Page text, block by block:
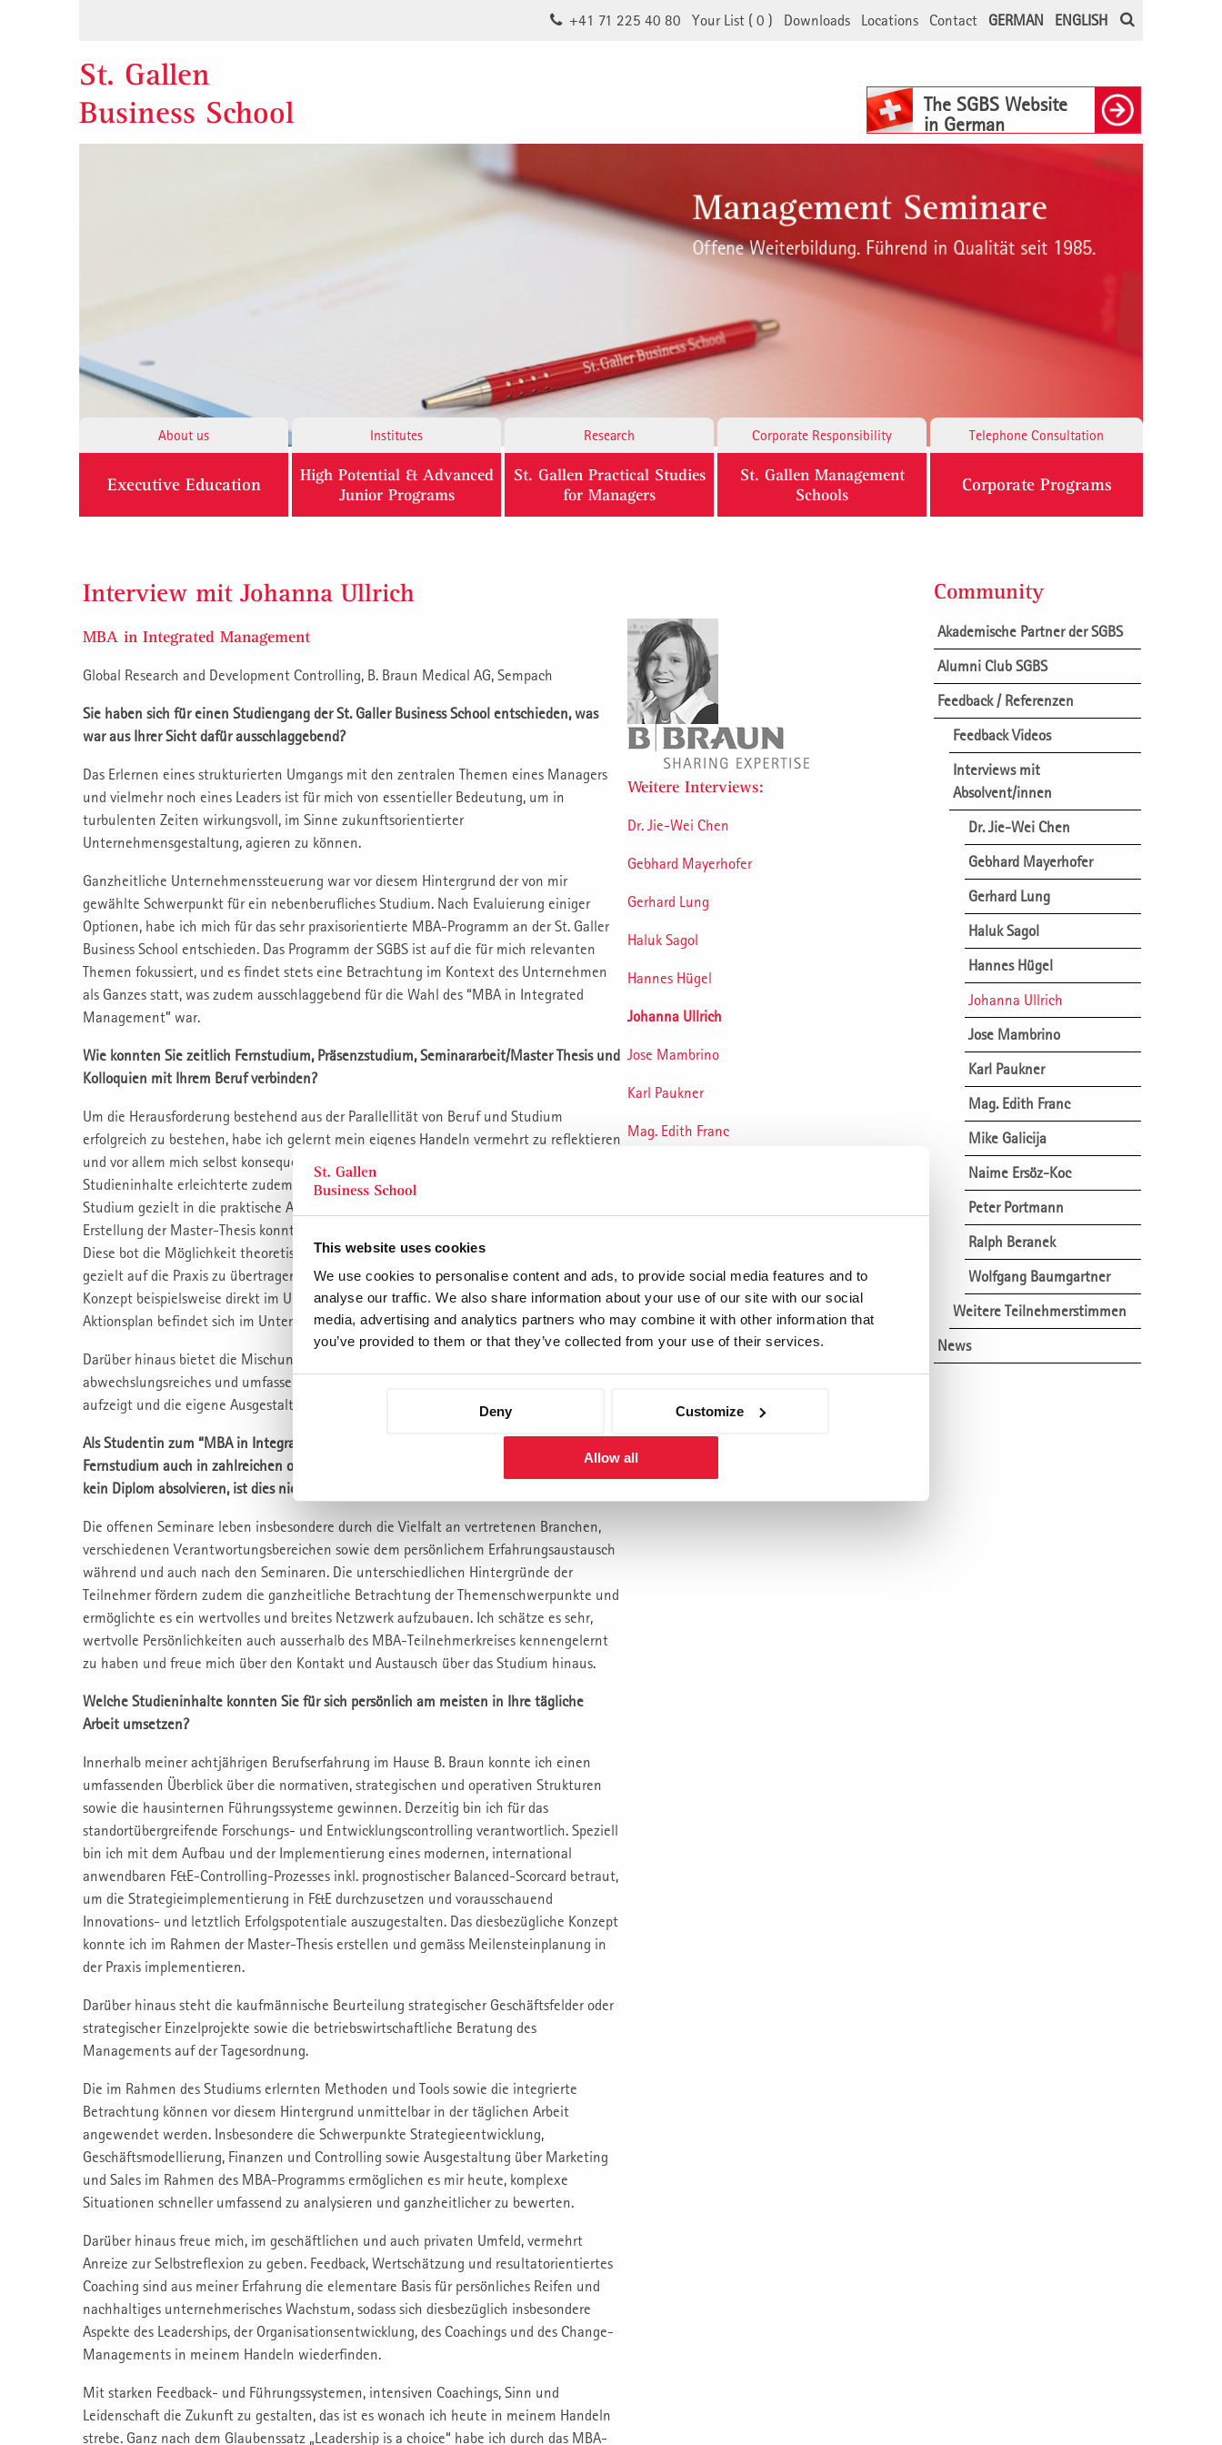
This website uses cookies
We use cookies to personalise content and ads, to provide social media features and to
analyse our traffic. We also share information about your use of our site with our social
media, advertising and analytics partners who may combine it with other information that
you’ve provided to them or that they’ve collected from your use of their services.
Deny Customize
Allow all
ENGLISH
GERMAN
Contact
Locations
Downloads
Your List (0 )
+41 71 225 40 80
St. Gallen
Business School
The SGBS Website
in German
About us Institutes Research Corporate Responsibility Telephone Consultation
Executive Education
High Potential & Advanced
Junior Programs
St. Gallen Practical Studies
for Managers
St. Gallen Management
Schools
Corporate Programs
Interview mit Johanna Ullrich
MBA in Integrated Management
Global Research and Development Controlling, B. Braun Medical AG, Sempach
Sie haben sich für einen Studiengang der St. Galler Business School entschieden, was
war aus Ihrer Sicht dafür ausschlaggebend?
Das Erlernen eines strukturierten Umgangs mit den zentralen Themen eines Managers
und vielmehr noch eines Leaders ist für mich von essentieller Bedeutung, um in
turbulenten Zeiten wirkungsvoll, im Sinne zukunftsorientierter
Unternehmensgestaltung, agieren zu können.
Ganzheitliche Unternehmenssteuerung war vor diesem Hintergrund der von mir
gewählte Schwerpunkt für ein nebenberufliches Studium. Nach Evaluierung einiger
Optionen, habe ich mich für das sehr praxisorientierte MBA-Programm an der St. Galler
Business School entschieden. Das Programm der SGBS ist auf die für mich relevanten
Themen fokussiert, und es findet stets eine Betrachtung im Kontext des Unternehmen
als Ganzes statt, was zudem ausschlaggebend für die Wahl des “MBA in Integrated
Management” war.
Wie konnten Sie zeitlich Fernstudium, Präsenzstudium, Seminararbeit/Master Thesis und
Kolloquien mit Ihrem Beruf verbinden?
Um die Herausforderung bestehend aus der Parallellität von Beruf und Studium
erfolgreich zu bestehen, habe ich gelernt mein eigenes Handeln vermehrt zu reflektieren
und vor allem mich selbst konsequenter zu führen. Die praktische Relevanz der
Studieninhalte erleichterte zudem das Zeitmanagement, da diese schon während des
Studium gezielt in die praktische Anwendung gebracht werden konnten. Auch die
Erstellung der Master-Thesis konnte unmittelbar mit dem Beruf verbunden werden.
Diese bot die Möglichkeit theoretische Konzepte aufzugreifen, zu diskutieren und diese
gezielt auf die Praxis zu übertragen. Ich konnte das in der Master-Arbeit ausgestaltete
Konzept beispielsweise direkt im Unternehmen präsentieren und der resultierende
Aktionsplan befindet sich im Unternehmen in der Umsetzung.
Darüber hinaus bietet die Mischung aus Fernstudienmodulen und Seminaren ein
abwechslungsreiches und umfassendes Studium, das stets neue Betrachtungsweisen
aufzeigt und die eigene Ausgestaltung ermöglicht.
Als Studentin zum “MBA in Integrated Management” waren Sie neben dem
Fernstudium auch in zahlreichen offenen Seminaren mit Teilnehmer zusammen, welche
kein Diplom absolvieren, ist dies nicht ein Nachteil?
Die offenen Seminare leben insbesondere durch die Vielfalt an vertretenen Branchen,
verschiedenen Verantwortungsbereichen sowie dem persönlichem Erfahrungsaustausch
während und auch nach den Seminaren. Die unterschiedlichen Hintergründe der
Teilnehmer fördern zudem die ganzheitliche Betrachtung der Themenschwerpunkte und
ermöglichte es ein wertvolles und breites Netzwerk aufzubauen. Ich schätze es sehr,
wertvolle Persönlichkeiten auch ausserhalb des MBA-Teilnehmerkreises kennengelernt
zu haben und freue mich über den Kontakt und Austausch über das Studium hinaus.
Welche Studieninhalte konnten Sie für sich persönlich am meisten in Ihre tägliche
Arbeit umsetzen?
Innerhalb meiner achtjährigen Berufserfahrung im Hause B. Braun konnte ich einen
umfassenden Überblick über die normativen, strategischen und operativen Strukturen
sowie die hausinternen Führungssysteme gewinnen. Derzeitig bin ich für das
standortübergreifende Forschungs- und Entwicklungscontrolling verantwortlich. Speziell
bin ich mit dem Aufbau und der Implementierung eines modernen, international
anwendbaren F&E-Controlling-Prozesses inkl. prognostischer Balanced-Scorcard betraut,
um die Strategieimplementierung in F&E durchzusetzen und vorausschauend
Innovations- und letztlich Erfolgspotentiale auszugestalten. Das diesbezügliche Konzept
konnte ich im Rahmen der Master-Thesis erstellen und gemäss Meilensteinplanung in
der Praxis implementieren.
Darüber hinaus steht die kaufmännische Beurteilung strategischer Geschäftsfelder oder
strategischer Einzelprojekte sowie die betriebswirtschaftliche Beratung des
Managements auf der Tagesordnung.
Die im Rahmen des Studiums erlernten Methoden und Tools sowie die integrierte
Betrachtung können vor diesem Hintergrund unmittelbar in der täglichen Arbeit
angewendet werden. Insbesondere die Schwerpunkte Strategieentwicklung,
Geschäftsmodellierung, Finanzen und Controlling sowie Ausgestaltung über Marketing
und Sales im Rahmen des MBA-Programms ermöglichen es mir heute, komplexe
Situationen schneller umfassend zu analysieren und ganzheitlicher zu bewerten.
Darüber hinaus freue mich, im geschäftlichen und auch privaten Umfeld, vermehrt
Anreize zur Selbstreflexion zu geben. Feedback, Wertschätzung und resultatorientiertes
Coaching sind aus meiner Erfahrung die elementare Basis für persönliches Reifen und
nachhaltiges unternehmerisches Wachstum, sodass sich diesbezüglich insbesondere
Aspekte des Leaderships, der Organisationsentwicklung, des Coachings und des Change-
Managements in meinem Handeln wiederfinden.
Mit starken Feedback- und Führungssystemen, intensiven Coachings, Sinn und
Leidenschaft die Zukunft zu gestalten, das ist es wonach ich heute in meinem Handeln
strebe. Ganz nach dem Glaubenssatz „Leadership is a choice“ habe ich durch das MBA-
Weitere Interviews:
Dr. Jie-Wei Chen
Gebhard Mayerhofer
Gerhard Lung
Haluk Sagol
Hannes Hügel
Johanna Ullrich
Jose Mambrino
Karl Paukner
Mag. Edith Franc
Ralph Beranek
Wolfgang Baumgartner
Community
Akademische Partner der SGBS
Alumni Club SGBS
Feedback / Referenzen
Feedback Videos
Interviews mit
Absolvent/innen
Dr. Jie-Wei Chen
Gebhard Mayerhofer
Gerhard Lung
Haluk Sagol
Hannes Hügel
Johanna Ullrich
Jose Mambrino
Karl Paukner
Mag. Edith Franc
Mike Galicija
Naime Ersöz-Koc
Peter Portmann
Ralph Beranek
Wolfgang Baumgartner
Weitere Teilnehmerstimmen
News